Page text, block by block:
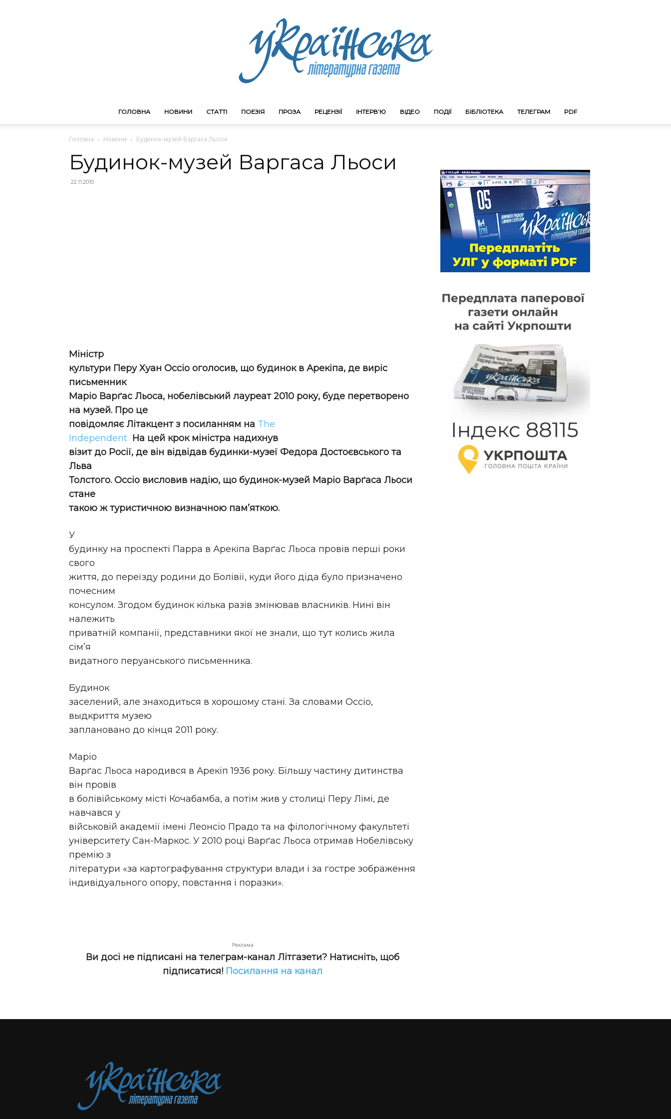
ГОЛОВНА НОВИНИ СТАТТІ ПОЕЗІЯ ПРОЗА РЕЦЕНЗІЇ ІНТЕРВ’Ю ВІДЕО ПОДІЇ БІБЛІОТЕКА ТЕЛЕГРАМ PDF
Головна Новини Будинок-музей Варгаса Льоси
Будинок-музей Варгаса Льоси
22.11.2010
Міністр
культури Перу Хуан Оссіо оголосив, що будинок в Арекіпа, де виріс
письменник
Маріо Варґас Льоса, нобелівський лауреат 2010 року, буде перетворено
на музей. Про це
повідомляє Літакцент з посиланням на The
Independent На цей крок міністра надихнув
візит до Росії, де він відвідав будинки-музеї Федора Достоєвського та
Льва
Толстого. Оссіо висловив надію, що будинок-музей Маріо Варґаса Льоси
стане
такою ж туристичною визначною пам’яткою.
У
будинку на проспекті Парра в Арекіпа Варґас Льоса провів перші роки
свого
життя, до переїзду родини до Болівії, куди його діда було призначено
почесним
консулом. Згодом будинок кілька разів змінював власників. Нині він
належить
приватній компанії, представники якої не знали, що тут колись жила
сім’я
видатного перуанського письменника.
Будинок
заселений, але знаходиться в хорошому стані. За словами Оссіо,
выдкриття музею
заплановано до кінця 2011 року.
Маріо
Варґас Льоса народився в Арекіп 1936 року. Більшу частину дитинства
він провів
в болівійському місті Кочабамба, а потім жив у столиці Перу Лімі, де
навчався у
військовій академії імені Леонсіо Прадо та на філологічному факультеті
університету Сан-Маркос. У 2010 році Варґас Льоса отримав Нобелівську
премію з
літератури «за картографування структури влади і за гостре зображення
індивідуального опору, повстання і поразки».
Реклама
Ви досі не підписані на телеграм-канал Літгазети? Натисніть, щоб
підписатися! Посилання на канал